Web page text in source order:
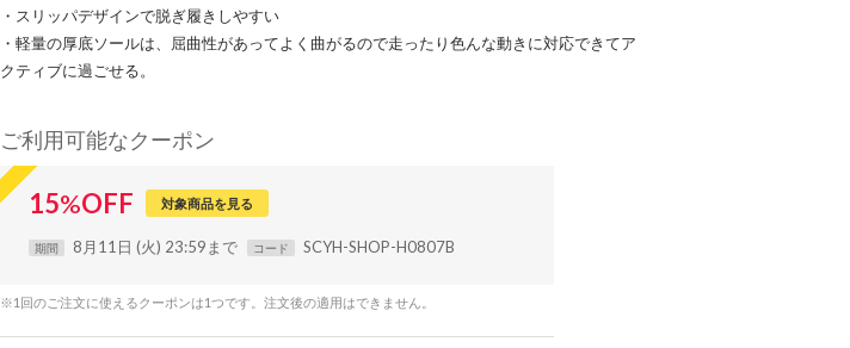
・スリッパデザインで脱ぎ履きしやすい
・軽量の厚底ソールは、屈曲性があってよく曲がるので走ったり色んな動きに対応できてア
クティブに過ごせる。
ご利用可能なクーポン
15%OFF 対象商品を見る
期間 8月11日 (火) 23:59まで コード SCYH-SHOP-H0807B
※1回のご注文に使えるクーポンは1つです。注文後の適用はできません。